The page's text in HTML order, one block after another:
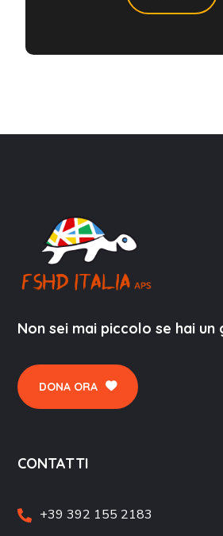
Non sei mai piccolo se hai un
DONA ORA
CONTATTI
+39 392 155 2183